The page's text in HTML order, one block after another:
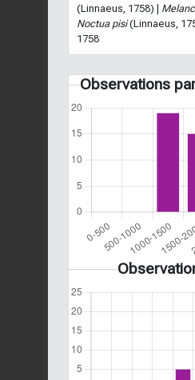
(Linnaeus, 1758) |
Noctua pisi(Linnaeus,
1758
Observations